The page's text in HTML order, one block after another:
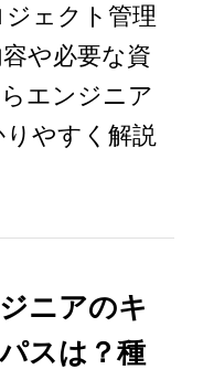
ェクト管理
や必要な資
エンジニア
やすく解説
ニアのキ
スは？種